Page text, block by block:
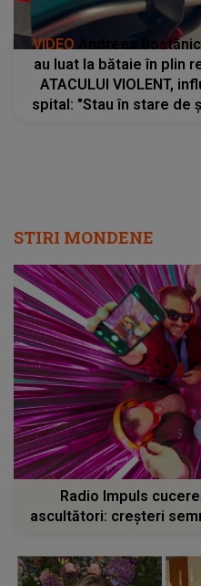
VIDEO Andreea
au luat la bătaie în plin
ATACULUI VIOLENT,
spital: "Stau în stare de
STIRI MONDENE
Radio Impuls
ascultători: creșteri